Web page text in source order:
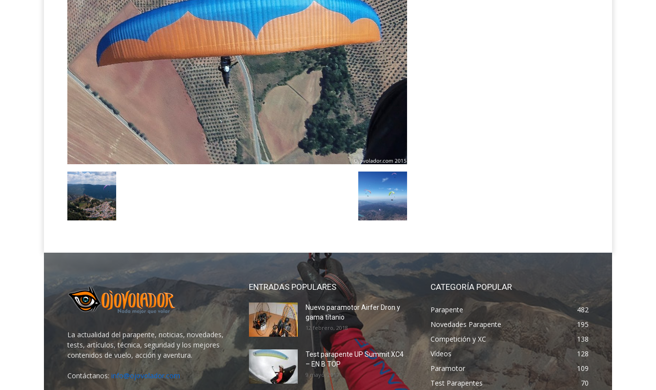
La actualidad del parapente, noticias, novedades,
tests, artículos, técnica, seguridad y los mejores
contenidos de vuelo, acción y aventura.
Contáctanos: info@ojovolador.com
ENTRADAS POPULARES
Nuevo paramotor Airfer Dron y
gama titanio
12 febrero, 2018
Test parapente UP Summit XC4
– EN B TOP
9 mayo, 2017
CATEGORÍA POPULAR
Parapente
482
Novedades Parapente
195
Competición y XC
138
Vídeos
128
Paramotor
109
Test Parapentes
70